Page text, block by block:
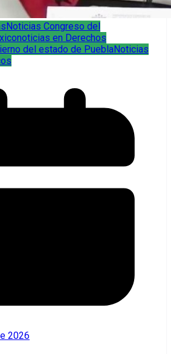
Noticias Congreso del
noticias en Derechos
del estado de PueblaNoticias
2026